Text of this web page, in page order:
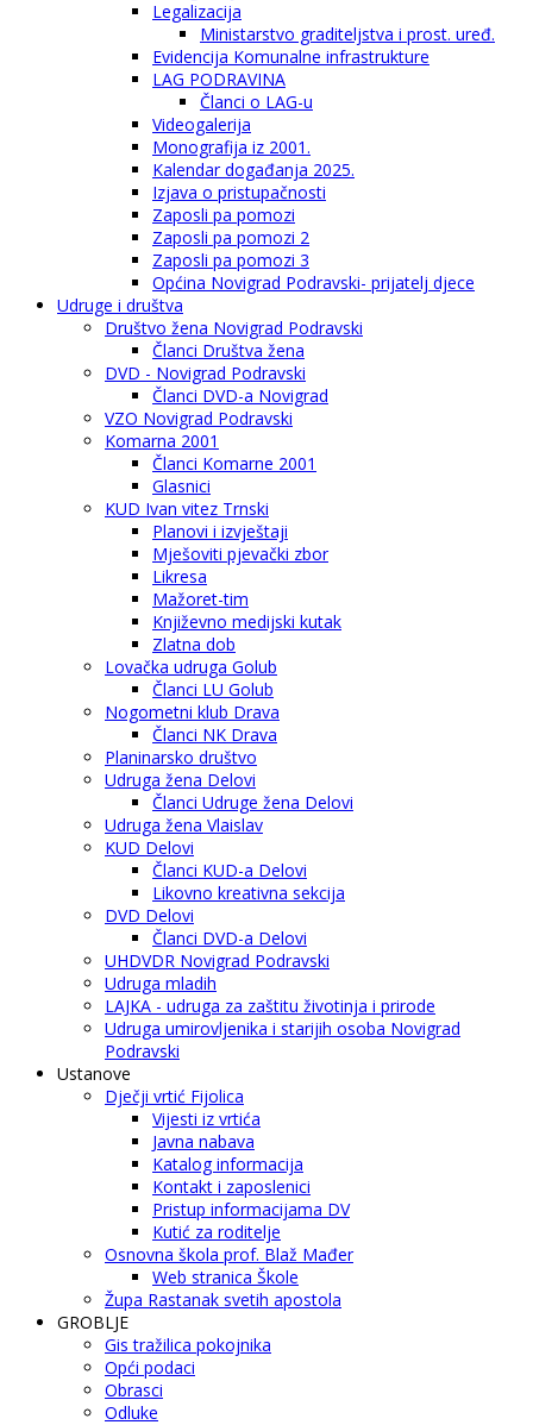
Legalizacija
Ministarstvo graditeljstva i prost. uređ.
Evidencija Komunalne infrastrukture
LAG PODRAVINA
Članci o LAG-u
Videogalerija
Monografija iz 2001.
Kalendar događanja 2025.
Izjava o pristupačnosti
Zaposli pa pomozi
Zaposli pa pomozi 2
Zaposli pa pomozi 3
Općina Novigrad Podravski- prijatelj djece
Udruge i društva
Društvo žena Novigrad Podravski
Članci Društva žena
DVD - Novigrad Podravski
Članci DVD-a Novigrad
VZO Novigrad Podravski
Komarna 2001
Članci Komarne 2001
Glasnici
KUD Ivan vitez Trnski
Planovi i izvještaji
Mješoviti pjevački zbor
Likresa
Mažoret-tim
Književno medijski kutak
Zlatna dob
Lovačka udruga Golub
Članci LU Golub
Nogometni klub Drava
Članci NK Drava
Planinarsko društvo
Udruga žena Delovi
Članci Udruge žena Delovi
Udruga žena Vlaislav
KUD Delovi
Članci KUD-a Delovi
Likovno kreativna sekcija
DVD Delovi
Članci DVD-a Delovi
UHDVDR Novigrad Podravski
Udruga mladih
LAJKA - udruga za zaštitu životinja i prirode
Udruga umirovljenika i starijih osoba Novigrad
Podravski
Ustanove
Dječji vrtić Fijolica
Vijesti iz vrtića
Javna nabava
Katalog informacija
Kontakt i zaposlenici
Pristup informacijama DV
Kutić za roditelje
Osnovna škola prof. Blaž Mađer
Web stranica Škole
Župa Rastanak svetih apostola
GROBLJE
Gis tražilica pokojnika
Opći podaci
Obrasci
Odluke